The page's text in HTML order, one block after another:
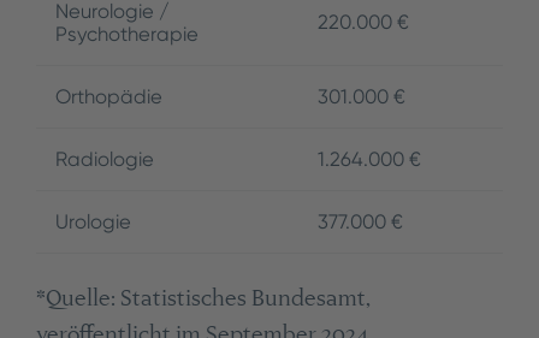
Neurologie /
Psychotherapie
220.000 €
Orthopädie 301.000 €
Radiologie 1.264.000 €
Urologie 377.000 €
*Quelle: Statistisches Bundesamt,